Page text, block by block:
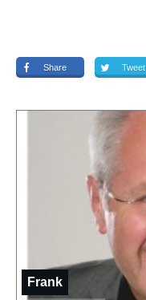
Share Tweet
Frank